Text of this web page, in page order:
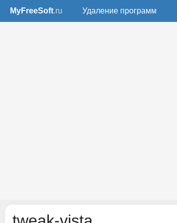
MyFreeSoft.ru Удаление программ